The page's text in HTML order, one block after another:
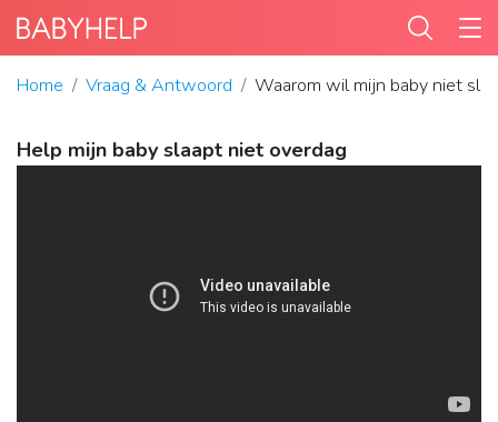
Home Vraag & Antwoord Waarom wil mijn baby niet
Help mijn baby slaapt niet overdag